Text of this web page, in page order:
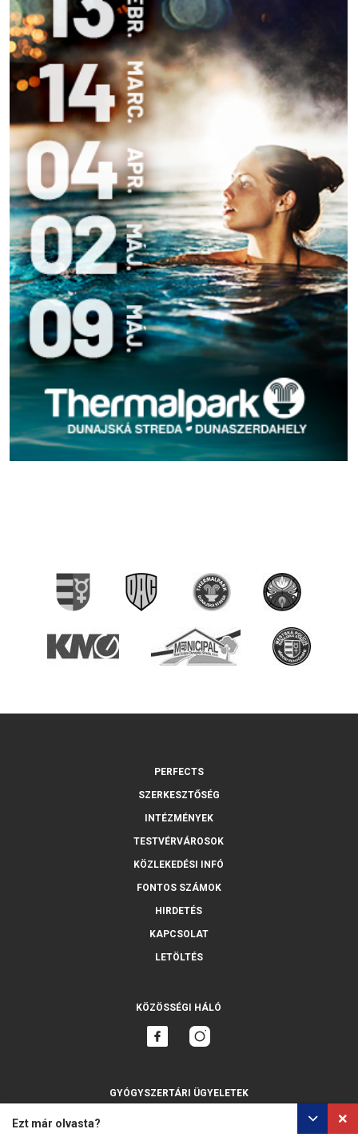
Ezt már olvasta?
PERFECTS
SZERKESZTŐSÉG
INTÉZMÉNYEK
TESTVÉRVÁROSOK
KÖZLEKEDÉSI INFÓ
FONTOS SZÁMOK
HIRDETÉS
KAPCSOLAT
LETÖLTÉS
KÖZÖSSÉGI HÁLÓ
GYÓGYSZERTÁRI ÜGYELETEK